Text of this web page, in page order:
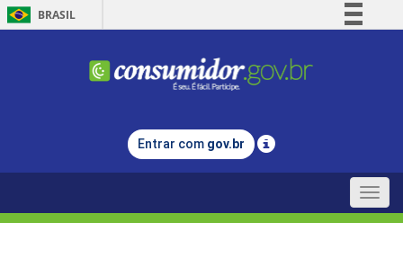
BRASIL
Comunica BR
Legislação
Entrar com gov.br
Toggle